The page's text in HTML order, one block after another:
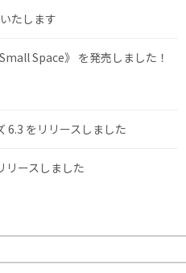
たします
Space》 を発売しました！
をリリースしました
リースしました